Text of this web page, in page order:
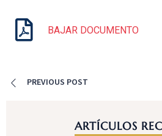
BAJAR DOCUMENTO
PREVIOUS POST
ARTÍCULOS